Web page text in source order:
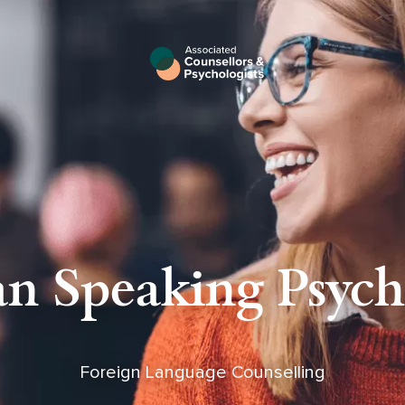
Speaking
Foreign Language Counselling